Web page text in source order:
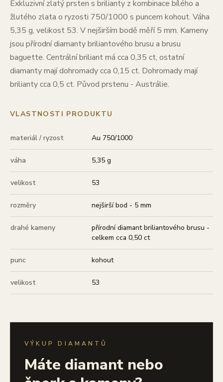
Exkluzivní zlatý prsten s brilianty z kombinace bílého a
žlutého zlata o ryzosti 750/1000 s puncem kohout. Váha
5,35 g, velikost 53. V nejširším bodě měří 5 mm. Kameny
jsou přírodní diamanty briliantového brusu a brusu
baguette. Centrální briliant má cca 0,35 ct, ostatní
diamanty mají dohromady cca 0,15 ct. Dohromady mají
brilianty cca 0,5 ct. Původ prstenu - Austrálie.
VLASTNOSTI PRODUKTU
materiál / ryzost Au 750/1000
váha 5,35 g
velikost 53
rozměry nejširší bod - 5 mm
drahé kameny
přírodní diamant briliantového brusu -
celkem cca 0,50 ct
punc kohout
velikost 53
VÝKUP DIAMANTŮ
Máte diamant nebo